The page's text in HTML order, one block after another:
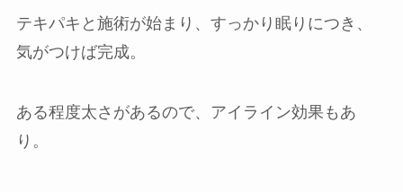
テキパキと施術が始まり、すっかり眠りにつき、
気がつけば完成。
ある程度太さがあるので、アイライン効果もあ
り。